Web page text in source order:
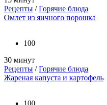
Рецепты /Горячие блюда
Омлет из яичного порошка
100
30 минут
Рецепты /Горячие блюда
Жареная капуста и картофель
100